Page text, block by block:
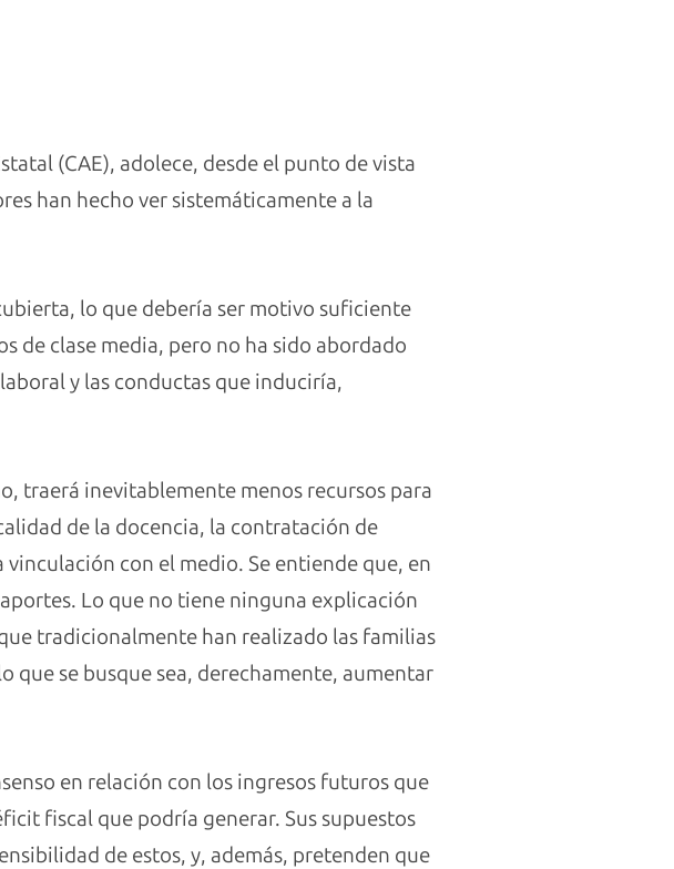
(CAE), adolece, desde el punto de vista
han hecho ver sistemáticamente a la
lo que debería ser motivo suficiente
de clase media, pero no ha sido abordado
y las conductas que induciría,
traerá inevitablemente menos recursos para
de la docencia, la contratación de
con el medio. Se entiende que, en
Lo que no tiene ninguna explicación
tradicionalmente han realizado las familias
que se busque sea, derechamente, aumentar
en relación con los ingresos futuros que
fiscal que podría generar. Sus supuestos
de estos, y, además, pretenden que